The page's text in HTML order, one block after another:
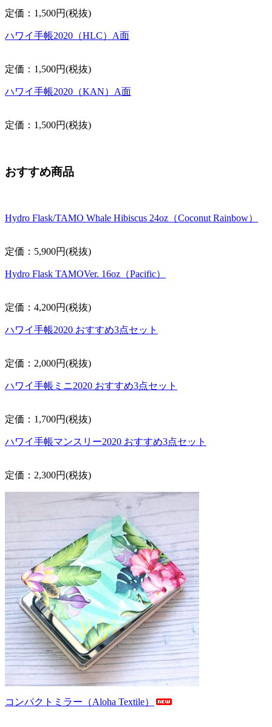
定価：1,500円(税抜)
ハワイ手帳2020（HLC）A面
定価：1,500円(税抜)
ハワイ手帳2020（KAN）A面
定価：1,500円(税抜)
おすすめ商品
Hydro Flask/TAMO Whale Hibiscus 24oz（Coconut Rainbow）
定価：5,900円(税抜)
Hydro Flask TAMOVer. 16oz（Pacific）
定価：4,200円(税抜)
ハワイ手帳2020 おすすめ3点セット
定価：2,000円(税抜)
ハワイ手帳ミニ2020 おすすめ3点セット
定価：1,700円(税抜)
ハワイ手帳マンスリー2020 おすすめ3点セット
定価：2,300円(税抜)
コンパクトミラー（Aloha Textile）